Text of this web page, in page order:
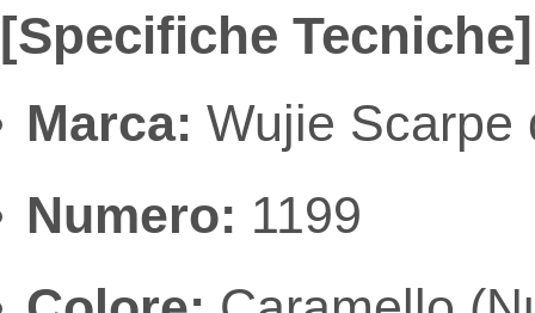
[Specifiche Tecniche]
Marca: Wujie Scarpe
Numero: 1199